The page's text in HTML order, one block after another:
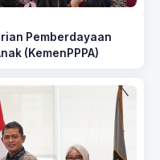
Pemberdayaan
(KemenPPPA)